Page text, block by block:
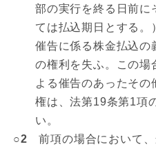
部の実行を終る日前に
ては払込期日とする
催告に係る株金払込の
の権利を失ふ。この場
よる催告のあったそ
権は、法第19条第1項
い。
○2 前項の場合において、